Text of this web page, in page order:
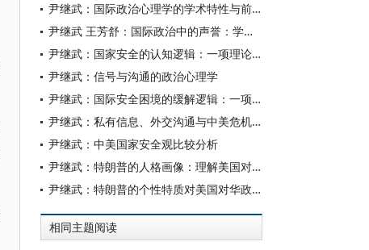
尹继武：国际政治心理学的学术特性与前沿议题
尹继武 王芳舒：国际政治中的声誉：学术流变、理论逻辑与前沿展望
尹继武：国家安全的认知逻辑：一项理论性分析
尹继武：信号与沟通的政治心理学
尹继武：国际安全困境的缓解逻辑：一项理论比较分析
尹继武：私有信息、外交沟通与中美危机升级
尹继武：中美国家安全观比较分析
尹继武：特朗普的人格画像：理解美国对外政策的微观基础
尹继武：特朗普的个性特质对美国对华政策的影响分析
相同主题阅读